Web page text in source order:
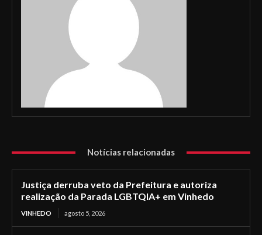
Notícias relacionadas
Justiça derruba veto da Prefeitura e autoriza
realização da Parada LGBTQIA+ em Vinhedo
VINHEDO agosto 5, 2026